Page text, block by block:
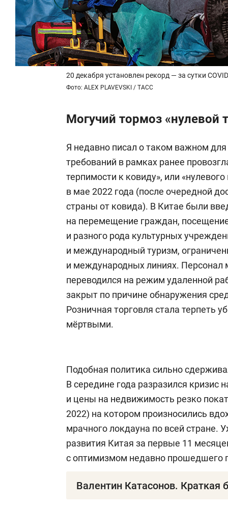
20 декабря установлен рекорд — за сутки
Фото: ALEX PLAVEVSKI / ТАСС
Могучий тормоз «нулевой
Я недавно писал о таком важном
требований в рамках ранее
терпимости к ковиду», или
в мае 2022 года (после очередной
страны от ковида). В Китае были
на перемещение граждан,
и разного рода культурных
и международный туризм,
и международных линиях. Персонал
переводился на режим удаленной
закрыт по причине обнаружения
Розничная торговля стала терпеть
мёртвыми.
Подобная политика сильно
В середине года разразился кризис
и цены на недвижимость резко
2022) на котором произносились
мрачного локдауна по всей стране.
развития Китая за первые 11
с оптимизмом недавно прошедшего
Валентин Катасонов. Краткая